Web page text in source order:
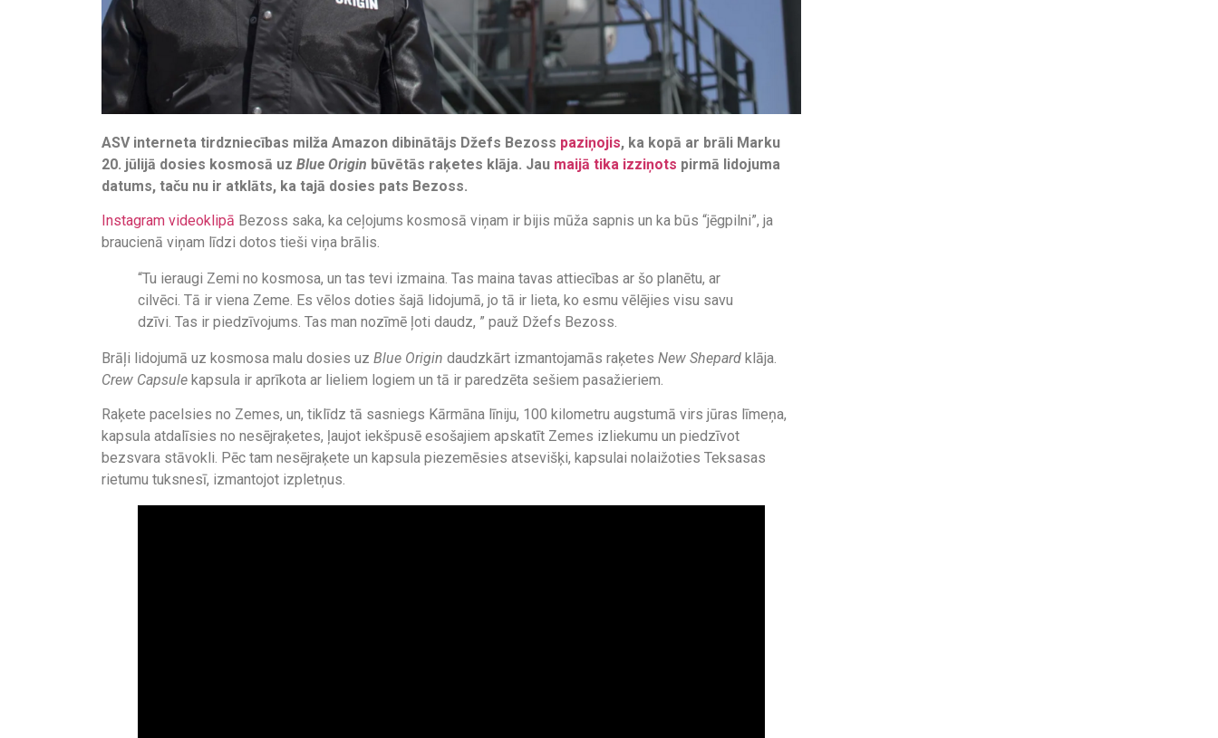
ASV interneta tirdzniecības milža Amazon dibinātājs Džefs Bezoss paziņojis, ka kopā ar brāli Marku
20. jūlijā dosies kosmosā uz Blue Origin būvētās raķetes klāja. Jau maijā tika izziņots pirmā lidojuma
datums, taču nu ir atklāts, ka tajā dosies pats Bezoss.
Instagram videoklipā Bezoss saka, ka ceļojums kosmosā viņam ir bijis mūža sapnis un ka būs “jēgpilni”, ja
braucienā viņam līdzi dotos tieši viņa brālis.
“Tu ieraugi Zemi no kosmosa, un tas tevi izmaina. Tas maina tavas attiecības ar šo planētu, ar
cilvēci. Tā ir viena Zeme. Es vēlos doties šajā lidojumā, jo tā ir lieta, ko esmu vēlējies visu savu
dzīvi. Tas ir piedzīvojums. Tas man nozīmē ļoti daudz, ” pauž Džefs Bezoss.
Brāļi lidojumā uz kosmosa malu dosies uz Blue Origin daudzkārt izmantojamās raķetes New Shepard klāja.
Crew Capsule kapsula ir aprīkota ar lieliem logiem un tā ir paredzēta sešiem pasažieriem.
Raķete pacelsies no Zemes, un, tiklīdz tā sasniegs Kārmāna līniju, 100 kilometru augstumā virs jūras līmeņa,
kapsula atdalīsies no nesējraķetes, ļaujot iekšpusē esošajiem apskatīt Zemes izliekumu un piedzīvot
bezsvara stāvokli. Pēc tam nesējraķete un kapsula piezemēsies atsevišķi, kapsulai nolaižoties Teksasas
rietumu tuksnesī, izmantojot izpletņus.